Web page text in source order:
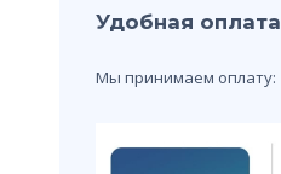
Удобная оплата
Мы принимаем оплату: